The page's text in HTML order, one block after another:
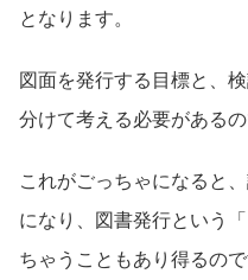
となります。
図面を発行する目標と、
分けて考える必要があるの
これがごっちゃになると
になり、図書発行という
ちゃうこともあり得るので